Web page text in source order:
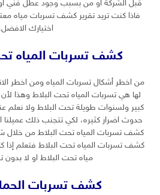
قبل الشركة او من بسبب وجود عطل فني او
فاذا كنت تريد تقرير كشف تسربات مياه
اختيارك الافضل.
كشف تسربات المياه
من اخطر أشكال تسربات المياه ومن اخطر
لها هي تسربات المياه تحت البلاط وهذا
كبير ولسنوات طويلة تحت البلاط ولا نعلم
حدوث اضرار كثيره، لكي تتجنب ذلك
كشف تسربات المياه تحت البلاط من خلال
كشف تسربات المياه تحت البلاط فتعلم إذا
مياه تحت البلاط او لا بدون
كشف تسربات